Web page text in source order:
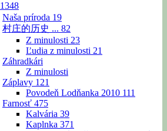
1348
Naša príroda 19
村庄的历史 ... 82
Z minulosti 23
Ľudia z minulosti 21
Záhradkári
Z minulosti
Záplavy 121
Povodeň Lodňanka 2010 111
Farnosť 475
Kalvária 39
Kaplnka 371